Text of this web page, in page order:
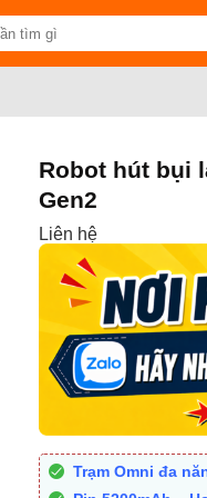
Robot hút bụi
Gen2
Liên hệ
Trạm Omni đa